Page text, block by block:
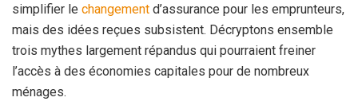
simplifier le changement d’assurance pour les emprunteurs,
mais des idées reçues subsistent. Décryptons ensemble
trois mythes largement répandus qui pourraient freiner
l’accès à des économies capitales pour de nombreux
ménages.